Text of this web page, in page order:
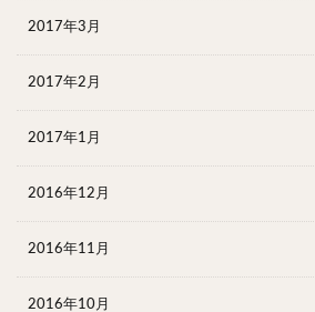
2017年3月
2017年2月
2017年1月
2016年12月
2016年11月
2016年10月